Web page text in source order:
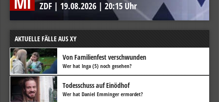
ZDF | 19.08.2026 | 20:15 Uhr
AKTUELLE FÄLLE AUS XY
Von Familienfest verschwunden
Wer hat Inga (5) noch gesehen?
Todesschuss auf Einödhof
Wer hat Daniel Emminger ermordet?